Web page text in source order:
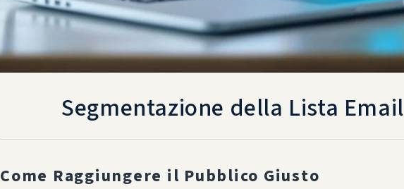
Segmentazione della Lista Email
Come Raggiungere il Pubblico Giusto